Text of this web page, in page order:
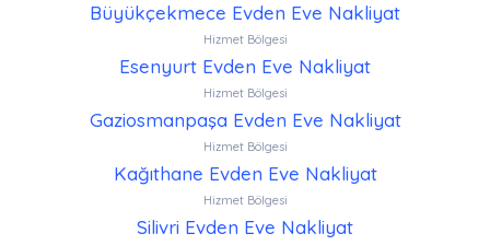
Büyükçekmece Evden Eve Nakliyat
Hizmet Bölgesi
Esenyurt Evden Eve Nakliyat
Hizmet Bölgesi
Gaziosmanpaşa Evden Eve Nakliyat
Hizmet Bölgesi
Kağıthane Evden Eve Nakliyat
Hizmet Bölgesi
Silivri Evden Eve Nakliyat